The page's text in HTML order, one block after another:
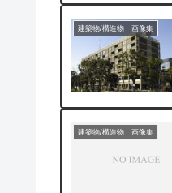
建築物/構造物 画像集
建築物/構造物 画像集